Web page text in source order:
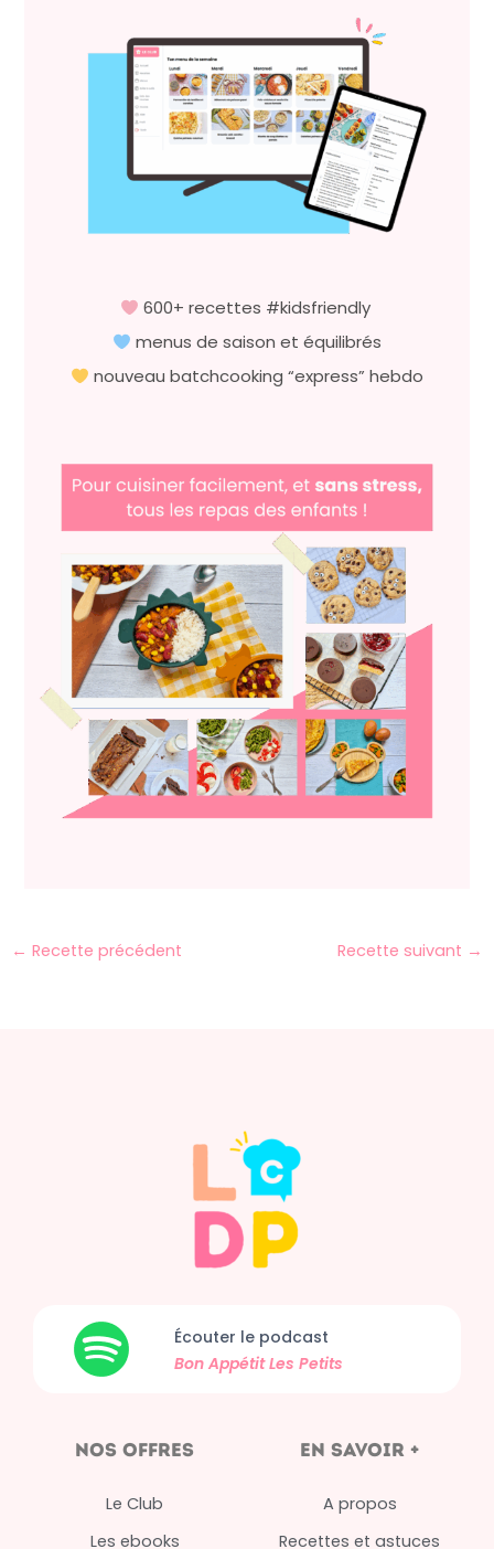
600+ recettes #kidsfriendly
menus de saison et équilibrés
nouveau batchcooking “express” hebdo
← Recette précédent Recette suivant →
Écouter le podcast
Bon AppétitLes Petits
nos offres
Le Club
Les ebooks
en savoir +
A propos
Recettes et astuces